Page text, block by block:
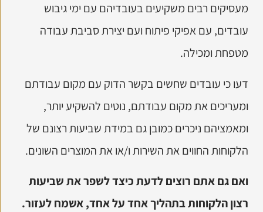
מעסיקים רבים משקיעים בעובדיהם עם ימי גיבוש
עובדים, עם אפיקי פיתוח ועם יצירת סביבת עבודה
מטפחת ומכילה.
דעו כי עובדים שחשים בקשר הדוק עם מקום עבודתם
ומעריכים את מקום עבודתם, נוטים להשקיע יותר,
ומאמציהם ניכרים כמובן גם במידת שביעות רצונם של
הלקוחות החווים את השירות ו/או את המוצרים השונים.
ואם גם אתם רוצים לדעת כיצד לשפר את שביעות
רצון הלקוחות בתהליך אחד על אחד, אשמח לעזור.